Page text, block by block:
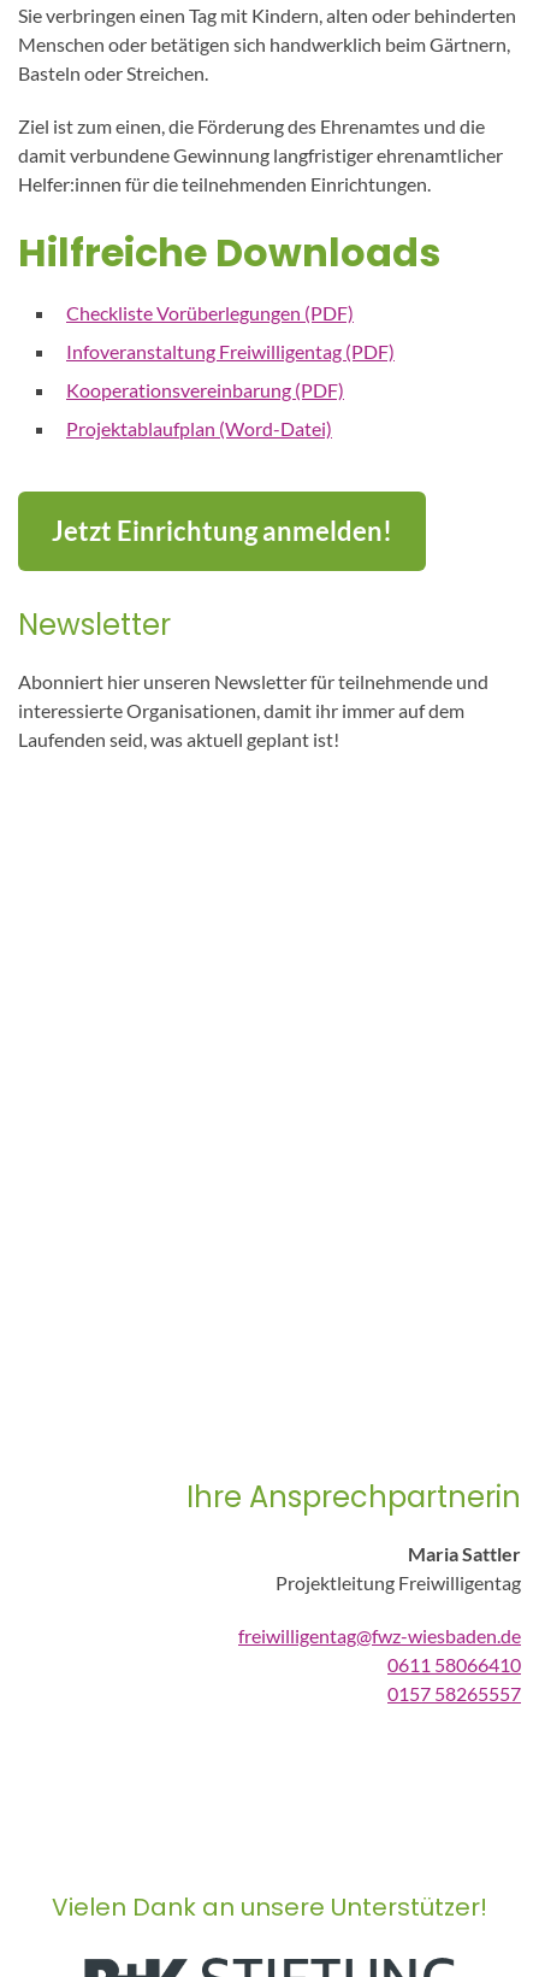
Sie verbringen einen Tag mit Kindern, alten oder behinderten
Menschen oder betätigen sich handwerklich beim Gärtnern,
Basteln oder Streichen.
Ziel ist zum einen, die Förderung des Ehrenamtes und die
damit verbundene Gewinnung langfristiger ehrenamtlicher
Helfer:innen für die teilnehmenden Einrichtungen.
Hilfreiche Downloads
Checkliste Vorüberlegungen (PDF)
Infoveranstaltung Freiwilligentag (PDF)
Kooperationsvereinbarung (PDF)
Projektablaufplan (Word-Datei)
Jetzt Einrichtung anmelden!
Newsletter
Abonniert hier unseren Newsletter für teilnehmende und
interessierte Organisationen, damit ihr immer auf dem
Laufenden seid, was aktuell geplant ist!
Ihre Ansprechpartnerin
Maria Sattler
Projektleitung Freiwilligentag
freiwilligentag@fwz-wiesbaden.de
0611 58066410
0157 58265557
Vielen Dank an unsere Unterstützer!